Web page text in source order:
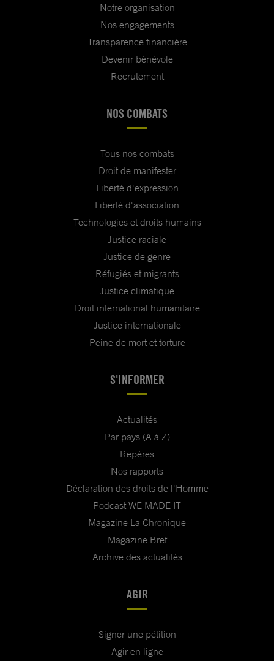
Notre organisation
Nos engagements
Transparence financière
Devenir bénévole
Recrutement
NOS COMBATS
Tous nos combats
Droit de manifester
Liberté d'expression
Liberté d'association
Technologies et droits humains
Justice raciale
Justice de genre
Réfugiés et migrants
Justice climatique
Droit international humanitaire
Justice internationale
Peine de mort et torture
S'INFORMER
Actualités
Par pays (A à Z)
Repères
Nos rapports
Déclaration des droits de l'Homme
Podcast WE MADE IT
Magazine La Chronique
Magazine Bref
Archive des actualités
AGIR
Signer une pétition
Agir en ligne